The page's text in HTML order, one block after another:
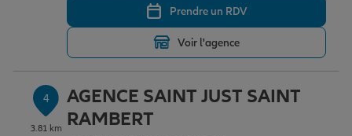
Tous nos devis d'assurance Prendre un RDV
Voir l'agence
4
3.81 km
AGENCE SAINT JUST SAINT
RAMBERT